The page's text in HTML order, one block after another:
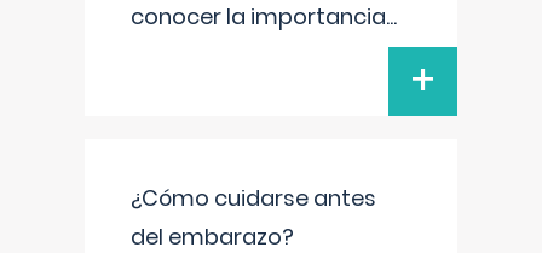
conocer la importancia...
+
¿Cómo cuidarse antes
del embarazo?